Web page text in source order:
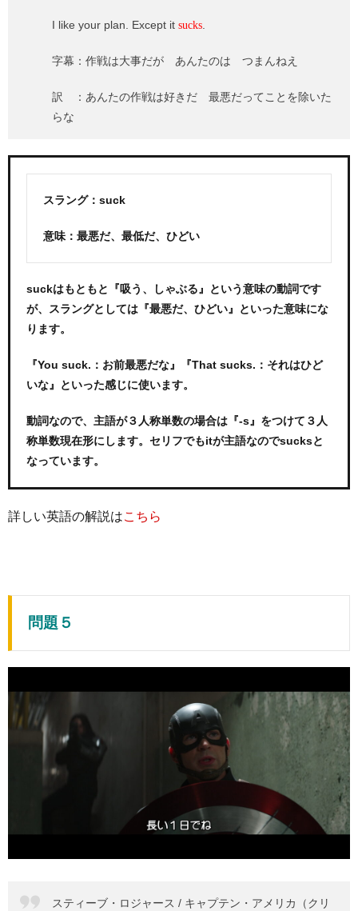
I like your plan. Except it sucks
字幕：作戦は大事だが あんたのは つまんねえ
訳 ：あんたの作戦は好きだ 最悪だってことを除いた
らな
スラング：suck
意味：最悪だ、最低だ、ひどい
suckはもともと『吸う、しゃぶる』という意味の動詞です
が、スラングとしては『最悪だ、ひどい』といった意味にな
ります。
『You suck.：お前最悪だな』『That sucks.：それはひど
いな』といった感じに使います。
動詞なので、主語が３人称単数の場合は『-s』をつけて３人
称単数現在形にします。セリフでもitが主語なのでsucksと
なっています。
詳しい英語の解説はこちら
問題５
スティーブ・ロジャース / キャプテン・アメリカ（クリ